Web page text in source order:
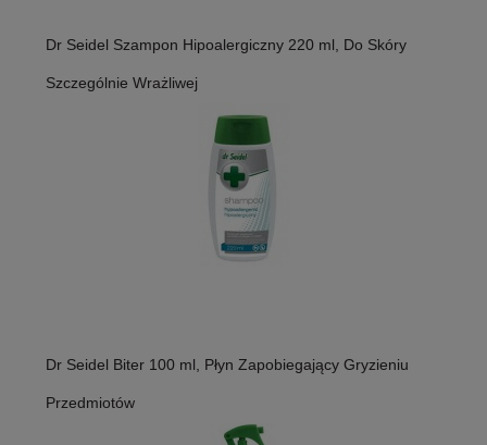
Dr Seidel Szampon Hipoalergiczny 220 ml, Do Skóry
Szczególnie Wrażliwej
Dr Seidel Biter 100 ml, Płyn Zapobiegający Gryzieniu
Przedmiotów